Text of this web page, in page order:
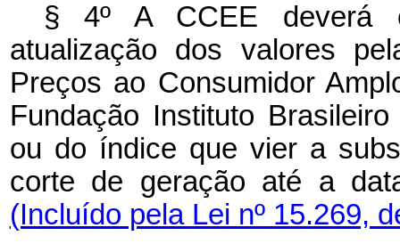
§ 4º A CCEE deverá
atualização dos valores
Preços ao Consumidor
Fundação Instituto
ou do índice que vier a
corte de geração até a
(Incluído pela Lei nº 15.269,